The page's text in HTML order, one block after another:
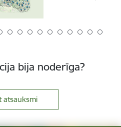
bija noderīga?
atsauksmi